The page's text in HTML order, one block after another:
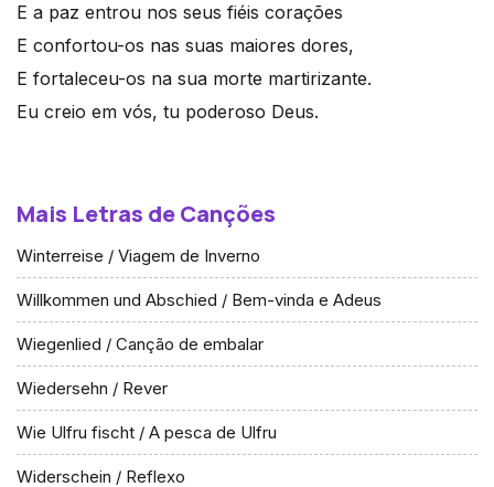
E a paz entrou nos seus fiéis corações
E confortou-os nas suas maiores dores,
E fortaleceu-os na sua morte martirizante.
Eu creio em vós, tu poderoso Deus.
Mais Letras de Canções
Winterreise / Viagem de Inverno
Willkommen und Abschied / Bem-vinda e Adeus
Wiegenlied / Canção de embalar
Wiedersehn / Rever
Wie Ulfru fischt / A pesca de Ulfru
Widerschein / Reflexo